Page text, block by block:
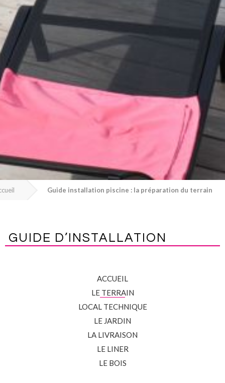
Guide installation piscine : la préparation du terrain
GUIDE D’INSTALLATION
ACCUEIL
LE TERRAIN
LOCAL TECHNIQUE
LE JARDIN
LA LIVRAISON
LE LINER
LE BOIS